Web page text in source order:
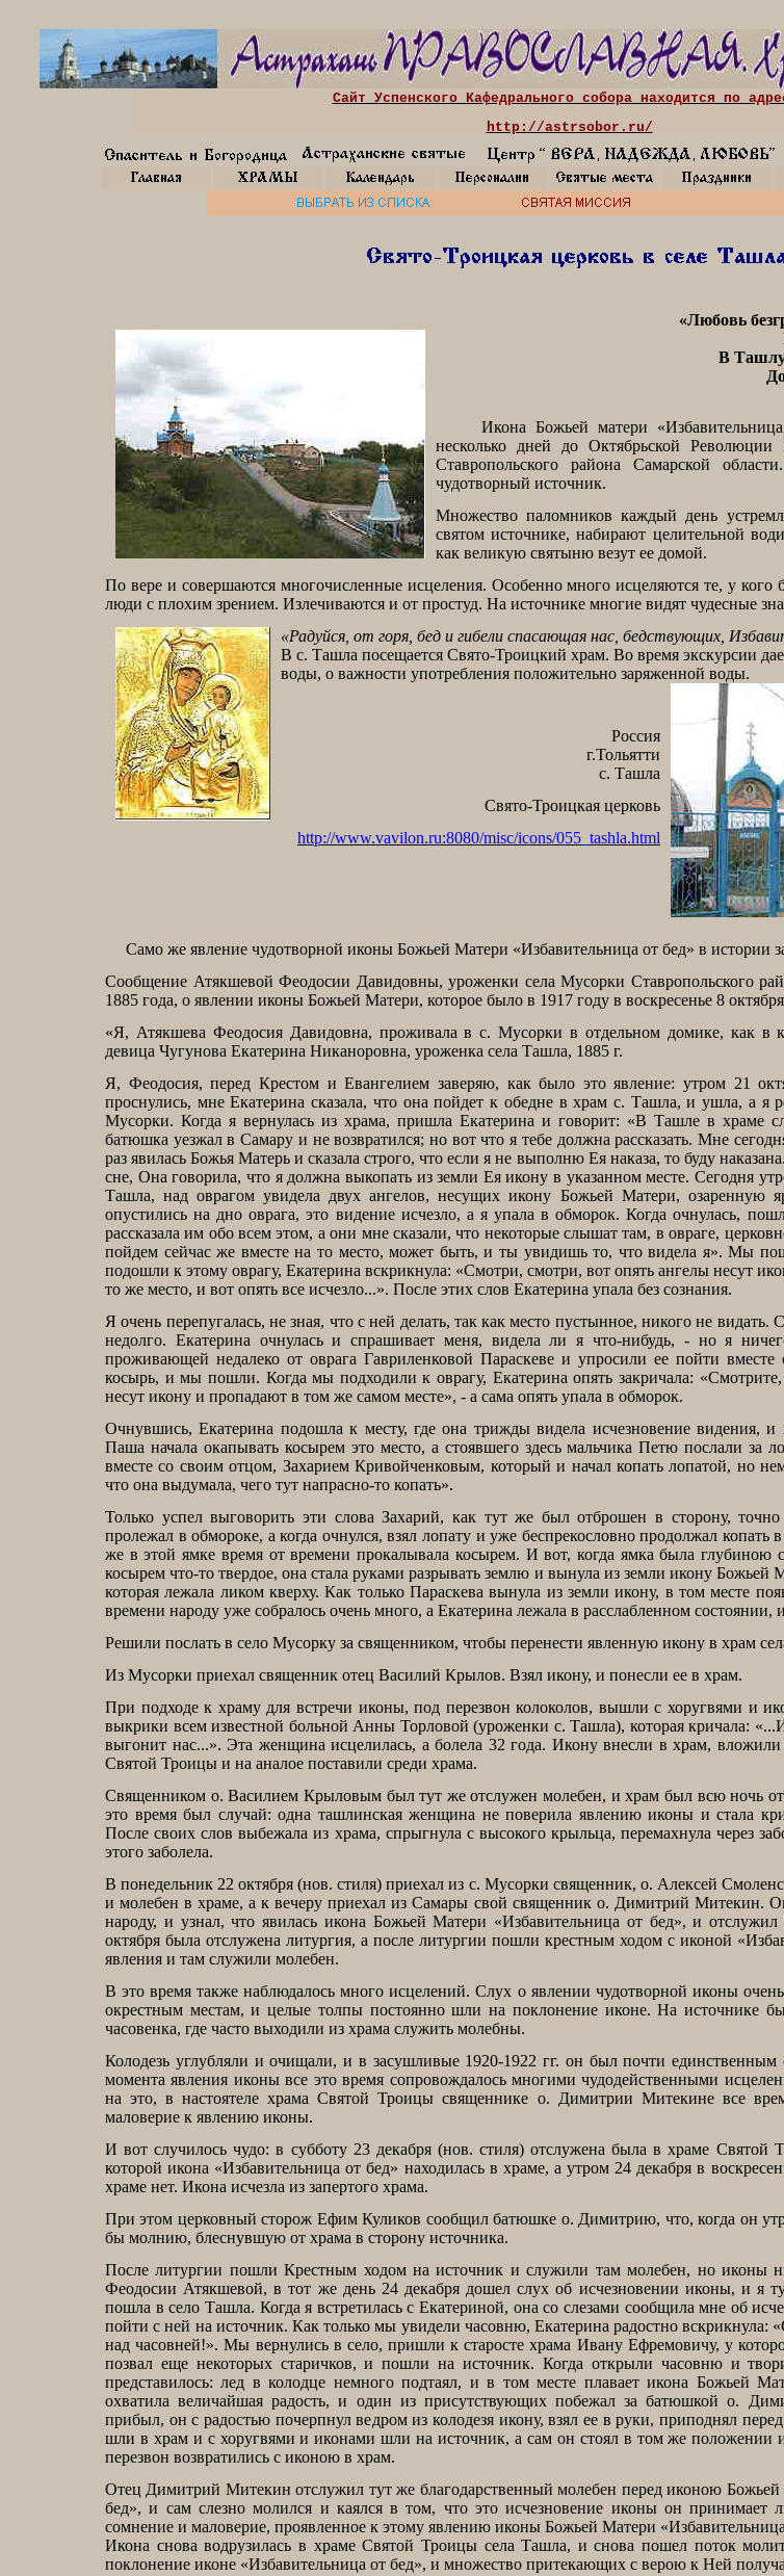
Сайт Успенского Кафедрального собора находится по
http://astrsobor.ru/
«Любовь
В Ташлу
Икона Божьей матери «Избавительница
несколько дней до Октябрьской
Ставропольского района Самарской
чудотворный источник.
Множество паломников каждый день
святом источнике, набирают целительной
как великую святыню везут ее домой.
По вере и совершаются многочисленные исцеления. Особенно много исцеляются те, у кого
люди с плохим зрением. Излечиваются и от простуд. На источнике многие видят чудесные
«Радуйся, от горя, бед и гибели спасающая нас, бедствующих,
В с. Ташла посещается Свято-Троицкий храм. Во время экскурсии
воды, о важности употребления положительно заряженной воды.
Россия
г.Тольятти
с. Ташла
Свято-Троицкая церковь
http://www.vavilon.ru:8080/misc/icons/055_tashla.html
Само же явление чудотворной иконы Божьей Матери «Избавительница от бед» в истории
Сообщение Атякшевой Феодосии Давидовны, уроженки села Мусорки Ставропольского
1885 года, о явлении иконы Божьей Матери, которое было в 1917 году в воскресенье 8
«Я, Атякшева Феодосия Давидовна, проживала в с. Мусорки в отдельном домике, как в
девица Чугунова Екатерина Никаноровна, уроженка села Ташла, 1885 г.
Я, Феодосия, перед Крестом и Евангелием заверяю, как было это явление: утром 21
проснулись, мне Екатерина сказала, что она пойдет к обедне в храм с. Ташла, и ушла, а я
Мусорки. Когда я вернулась из храма, пришла Екатерина и говорит: «В Ташле в храме
батюшка уезжал в Самару и не возвратился; но вот что я тебе должна рассказать. Мне
раз явилась Божья Матерь и сказала строго, что если я не выполню Ея наказа, то буду
сне, Она говорила, что я должна выкопать из земли Ея икону в указанном месте. Сегодня
Ташла, над оврагом увидела двух ангелов, несущих икону Божьей Матери, озаренную
опустились на дно оврага, это видение исчезло, а я упала в обморок. Когда очнулась,
рассказала им обо всем этом, а они мне сказали, что некоторые слышат там, в овраге,
пойдем сейчас же вместе на то место, может быть, и ты увидишь то, что видела я». Мы
подошли к этому оврагу, Екатерина вскрикнула: «Смотри, смотри, вот опять ангелы несут
то же место, и вот опять все исчезло...». После этих слов Екатерина упала без сознания.
Я очень перепугалась, не зная, что с ней делать, так как место пустынное, никого не видать.
недолго. Екатерина очнулась и спрашивает меня, видела ли я что-нибудь, - но я
проживающей недалеко от оврага Гавриленковой Параскеве и упросили ее пойти
косырь, и мы пошли. Когда мы подходили к оврагу, Екатерина опять закричала:
несут икону и пропадают в том же самом месте», - а сама опять упала в обморок.
Очнувшись, Екатерина подошла к месту, где она трижды видела исчезновение видения, и
Паша начала окапывать косырем это место, а стоявшего здесь мальчика Петю послали за
вместе со своим отцом, Захарием Кривойченковым, который и начал копать лопатой, но
что она выдумала, чего тут напрасно-то копать».
Только успел выговорить эти слова Захарий, как тут же был отброшен в сторону,
пролежал в обмороке, а когда очнулся, взял лопату и уже беспрекословно продолжал копать
же в этой ямке время от времени прокалывала косырем. И вот, когда ямка была глубиною
косырем что-то твердое, она стала руками разрывать землю и вынула из земли икону Божьей
которая лежала ликом кверху. Как только Параскева вынула из земли икону, в том месте
времени народу уже собралось очень много, а Екатерина лежала в расслабленном состоянии,
Решили послать в село Мусорку за священником, чтобы перенести явленную икону в храм
Из Мусорки приехал священник отец Василий Крылов. Взял икону, и понесли ее в храм.
При подходе к храму для встречи иконы, под перезвон колоколов, вышли с хоругвями и
выкрики всем известной больной Анны Торловой (уроженки с. Ташла), которая кричала:
выгонит нас...». Эта женщина исцелилась, а болела 32 года. Икону внесли в храм, вложили
Святой Троицы и на аналое поставили среди храма.
Священником о. Василием Крыловым был тут же отслужен молебен, и храм был всю ночь
это время был случай: одна ташлинская женщина не поверила явлению иконы и стала
После своих слов выбежала из храма, спрыгнула с высокого крыльца, перемахнула через
этого заболела.
В понедельник 22 октября (нов. стиля) приехал из с. Мусорки священник, о. Алексей
и молебен в храме, а к вечеру приехал из Самары свой священник о. Димитрий Митекин.
народу, и узнал, что явилась икона Божьей Матери «Избавительница от бед», и
октября была отслужена литургия, а после литургии пошли крестным ходом с иконой
явления и там служили молебен.
В это время также наблюдалось много исцелений. Слух о явлении чудотворной иконы
окрестным местам, и целые толпы постоянно шли на поклонение иконе. На источнике
часовенка, где часто выходили из храма служить молебны.
Колодезь углубляли и очищали, и в засушливые 1920-1922 гг. он был почти
момента явления иконы все это время сопровождалось многими чудодейственными
на это, в настоятеле храма Святой Троицы священнике о. Димитрии Митекине все
маловерие к явлению иконы.
И вот случилось чудо: в субботу 23 декабря (нов. стиля) отслужена была в храме Святой
которой икона «Избавительница от бед» находилась в храме, а утром 24 декабря в
храме нет. Икона исчезла из запертого храма.
При этом церковный сторож Ефим Куликов сообщил батюшке о. Димитрию, что, когда он
бы молнию, блеснувшую от храма в сторону источника.
После литургии пошли Крестным ходом на источник и служили там молебен, но иконы
Феодосии Атякшевой, в тот же день 24 декабря дошел слух об исчезновении иконы, и я
пошла в село Ташла. Когда я встретилась с Екатериной, она со слезами сообщила мне об
пойти с ней на источник. Как только мы увидели часовню, Екатерина радостно вскрикнула:
над часовней!». Мы вернулись в село, пришли к старосте храма Ивану Ефремовичу, у
позвал еще некоторых старичков, и пошли на источник. Когда открыли часовню и
представилось: лед в колодце немного подтаял, и в том месте плавает икона Божьей
охватила величайшая радость, и один из присутствующих побежал за батюшкой о.
прибыл, он с радостью почерпнул ведром из колодезя икону, взял ее в руки, приподнял
шли в храм и с хоругвями и иконами шли на источник, а сам он стоял в том же положении
перезвон возвратились с иконою в храм.
Отец Димитрий Митекин отслужил тут же благодарственный молебен перед иконою Божьей
бед», и сам слезно молился и каялся в том, что это исчезновение иконы он принимает
сомнение и маловерие, проявленное к этому явлению иконы Божьей Матери
Икона снова водрузилась в храме Святой Троицы села Ташла, и снова пошел поток
поклонение иконе «Избавительница от бед», и множество притекающих с верою к Ней